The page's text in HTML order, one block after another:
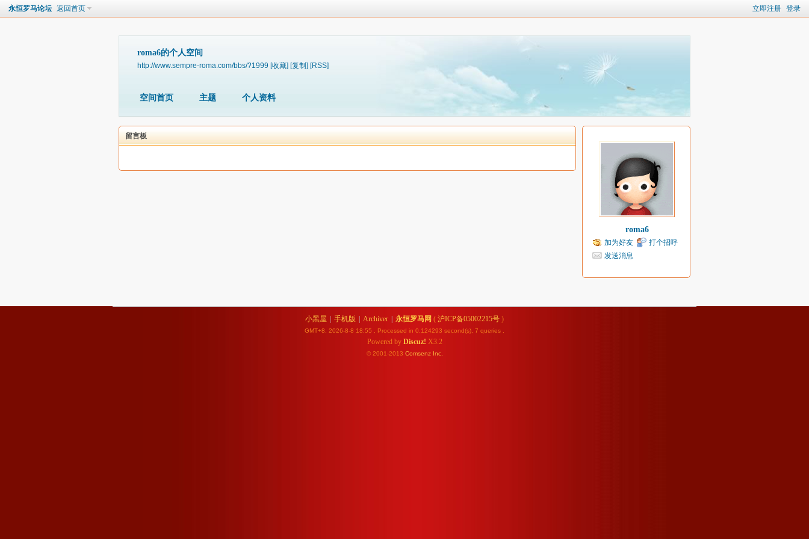
立即注册 登录
永恒罗马论坛 返回首页
roma6的个人空间
http://www.sempre-roma.com/bbs/?1999 [收藏] [复制] [RSS]
空间首页 主题 个人资料
留言板
roma6
加为好友
打个招呼
发送消息
小黑屋 手机版 Archiver 永恒罗马网 ( 沪ICP备05002215号 )
GMT+8, 2026-8-8 18:55 , Processed in 0.124293 second(s), 7 queries .
Powered by Discuz! X3.2
© 2001-2013 Comsenz Inc.